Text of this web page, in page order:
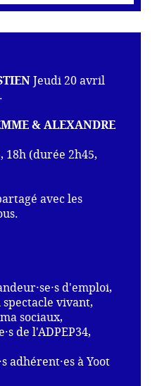
Jeudi 20 avril
& ALEXANDRE
18h (durée 2h45,
avec les
d'emploi,
spectacle vivant,
sociaux,
de l'ADPEP34,
adhérent·es à Yoot